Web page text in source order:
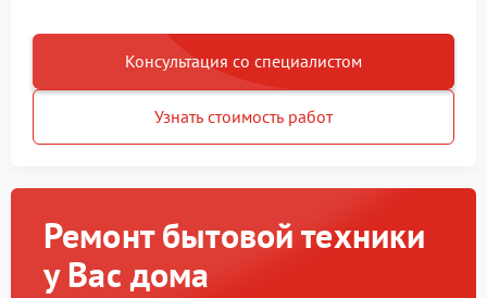
Консультация со специалистом
Узнать стоимость работ
Ремонт бытовой техники
у Вас дома